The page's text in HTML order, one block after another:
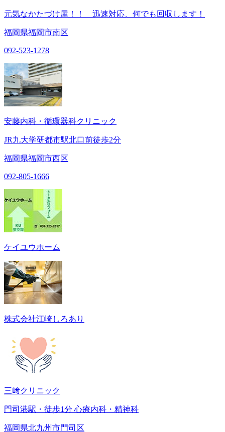
元気なかたづけ屋！！ 迅速対応、何でも回収します！
福岡県福岡市南区
092-523-1278
安藤内科・循環器科クリニック
JR九大学研都市駅北口前徒歩2分
福岡県福岡市西区
092-805-1666
ケイユウホーム
株式会社江崎しろあり
三﨑クリニック
門司港駅・徒歩1分 心療内科・精神科
福岡県北九州市門司区